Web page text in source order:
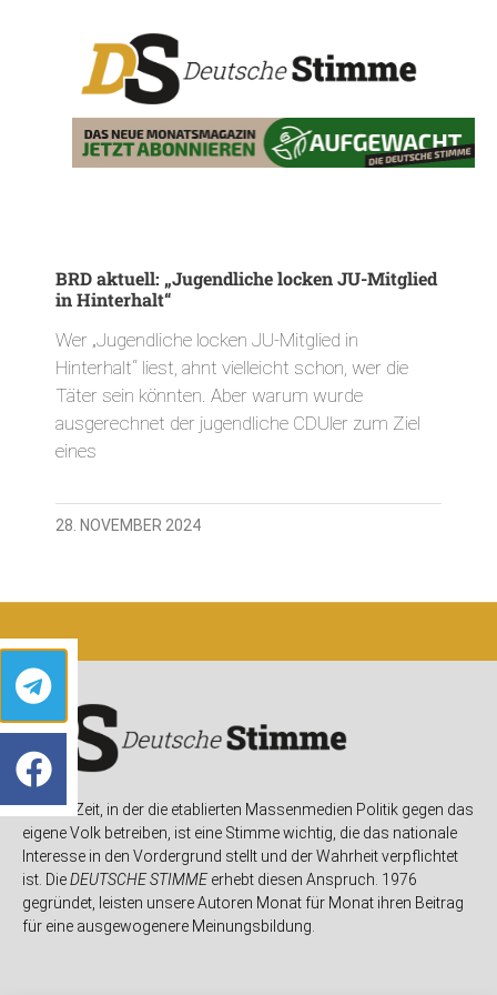
BRD aktuell: „Jugendliche locken JU-Mitglied
in Hinterhalt“
Wer „Jugendliche locken JU-Mitglied in
Hinterhalt“ liest, ahnt vielleicht schon, wer die
Täter sein könnten. Aber warum wurde
ausgerechnet der jugendliche CDUler zum Ziel
eines
28. NOVEMBER 2024
In einer Zeit, in der die etablierten Massenmedien Politik gegen das
eigene Volk betreiben, ist eine Stimme wichtig, die das nationale
Interesse in den Vordergrund stellt und der Wahrheit verpflichtet
ist. DieDEUTSCHE STIMMEerhebt diesen Anspruch. 1976
gegründet, leisten unsere Autoren Monat für Monat ihren Beitrag
für eine ausgewogenere Meinungsbildung.